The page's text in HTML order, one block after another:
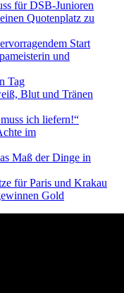
für DSB-Junioren
Quotenplatz zu
Start
und
Tag
Blut und Tränen
ich liefern!“
im
Maß der Dinge in
für Paris und Krakau
Gold